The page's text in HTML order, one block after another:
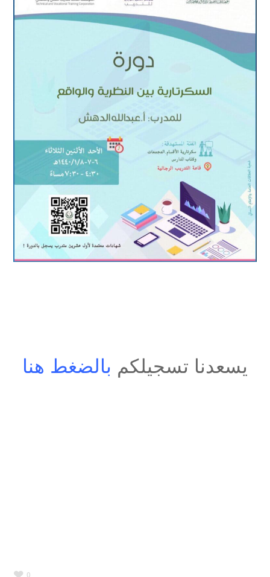
يسعدنا تسجيلكم بالضغط هنا
0